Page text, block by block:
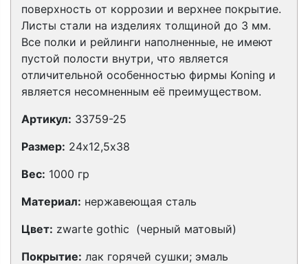
поверхность от коррозии и верхнее покрытие.
Листы стали на изделиях толщиной до 3 мм.
Все полки и рейлинги наполненные, не имеют
пустой полости внутри, что является
отличительной особенностью фирмы Koning и
является несомненным её преимуществом.
Артикул: 33759-25
Размер: 24х12,5х38
Вес: 1000 гр
Материал: нержавеющая сталь
Цвет: zwarte gothic (черный матовый)
Покрытие: лак горячей сушки; эмаль